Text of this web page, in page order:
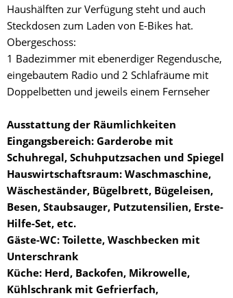
Haushälften zur Verfügung steht und auch
Steckdosen zum Laden von E-Bikes hat.
Obergeschoss:
1 Badezimmer mit ebenerdiger Regendusche,
eingebautem Radio und 2 Schlafräume mit
Doppelbetten und jeweils einem Fernseher
Ausstattung der Räumlichkeiten
Eingangsbereich: Garderobe mit
Schuhregal, Schuhputzsachen und Spiegel
Hauswirtschaftsraum: Waschmaschine,
Wäscheständer, Bügelbrett, Bügeleisen,
Besen, Staubsauger, Putzutensilien, Erste-
Hilfe-Set, etc.
Gäste-WC: Toilette, Waschbecken mit
Unterschrank
Küche: Herd, Backofen, Mikrowelle,
Kühlschrank mit Gefrierfach,